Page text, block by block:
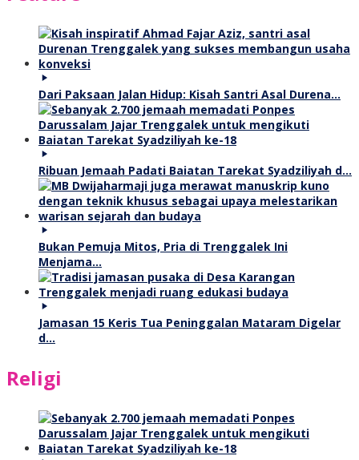
Dari Paksaan Jalan Hidup: Kisah Santri Asal Durena…
Ribuan Jemaah Padati Baiatan Tarekat Syadziliyah d…
Bukan Pemuja Mitos, Pria di Trenggalek Ini
Menjama…
Jamasan 15 Keris Tua Peninggalan Mataram Digelar
d…
Religi